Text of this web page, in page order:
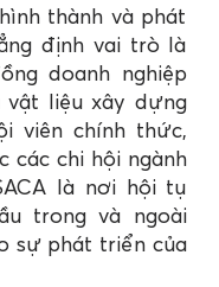
thành và phát
định vai trò là
doanh nghiệp
liệu xây dựng
viên chính thức,
các chi hội ngành
là nơi hội tụ
trong và ngoài
sự phát triển của